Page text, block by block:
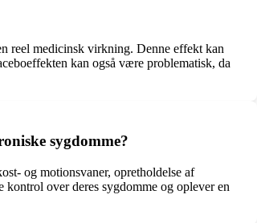
reel medicinsk virkning. Denne effekt kan
kan også være problematisk, da
sygdomme?
og motionsvaner, opretholdelse af
over deres sygdomme og oplever en